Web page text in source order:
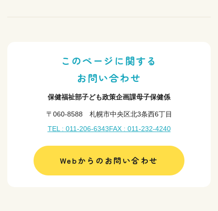
このページに関する
お問い合わせ
保健福祉部子ども政策企画課母子保健係
〒060-8588 札幌市中央区北3条西6丁目
TEL : 011-206-6343FAX : 011-232-4240
Webからのお問い合わせ